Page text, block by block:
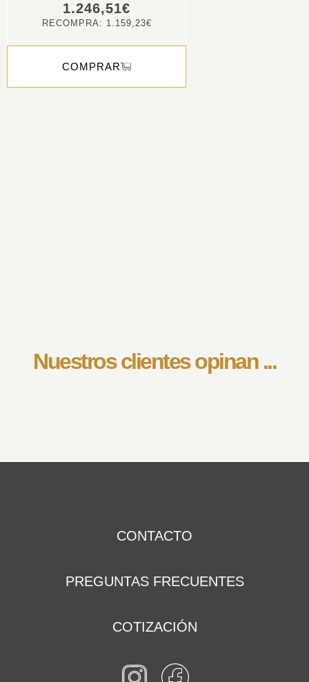
1.246,51€
RECOMPRA: 1.159,23€
COMPRAR
Nuestros clientes opinan ...
CONTACTO
PREGUNTAS FRECUENTES
COTIZACIÓN